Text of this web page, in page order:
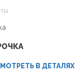
В ДЕТАЛЯХ